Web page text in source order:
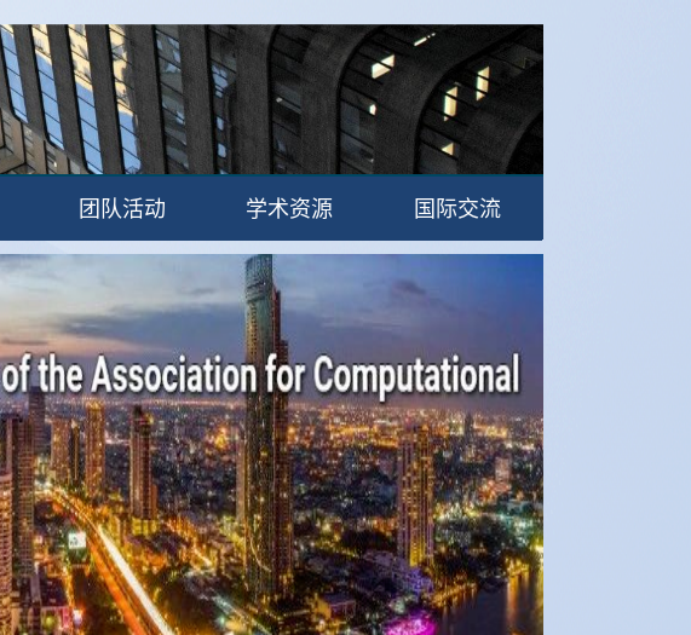
团队活动 学术资源 国际交流